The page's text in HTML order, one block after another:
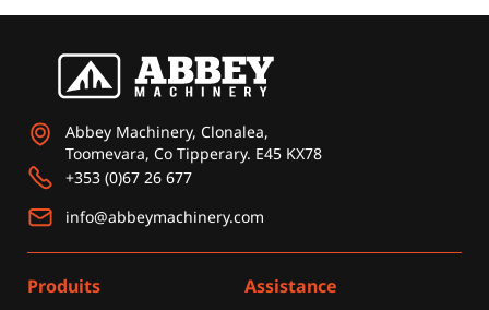
Abbey Machinery, Clonalea,
Toomevara, Co Tipperary. E45 KX78
+353 (0)67 26 677
info@abbeymachinery.com
Produits Assistance